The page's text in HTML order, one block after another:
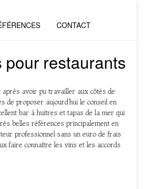
CONTACT
restaurants
après avoir pu travailler aux côtés de
de proposer aujourd’hui le conseil en
bar à huitres et tapas de la mer qui
belles références principalement en
professionnel sans un euro de frais
faire connaître les vins et les accords